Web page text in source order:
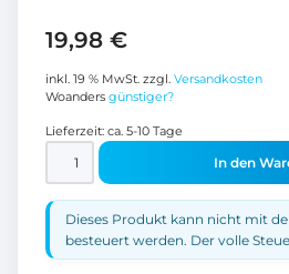
19,98 €
inkl. 19 % MwSt. zzgl. Versandkosten
Woanders günstiger?
Lieferzeit: ca. 5-10 Tage
In den
Dieses Produkt kann nicht mit
besteuert werden. Der volle